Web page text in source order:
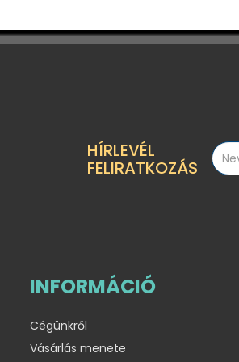
HÍRLEVÉL
FELIRATKOZÁS
INFORMÁCIÓ
Cégünkről
Vásárlás menete